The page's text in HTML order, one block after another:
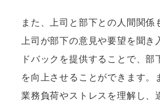
また、上司と部下との人間関係
上司が部下の意見や要望を聞き
ドバックを提供することで、部
を向上させることができます。
業務負荷やストレスを理解し、